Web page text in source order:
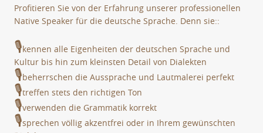
Profitieren Sie von der Erfahrung unserer professionellen
Native Speaker für die deutsche Sprache. Denn sie::
🎙kennen alle Eigenheiten der deutschen Sprache und
Kultur bis hin zum kleinsten Detail von Dialekten
🎙beherrschen die Aussprache und Lautmalerei perfekt
🎙treffen stets den richtigen Ton
🎙verwenden die Grammatik korrekt
🎙sprechen völlig akzentfrei oder in Ihrem gewünschten